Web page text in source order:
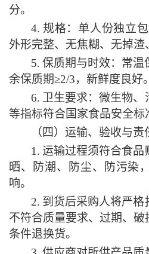
分。
4. 规格：单人份独立
外形完整、无焦糊、无掉渣
5. 保质期与时效：常温
余保质期≥2/3，新鲜度良好。
6.
卫生要求：微生物
等指标符合国家食品安全标
（四）运输、验收与责
1. 运输过程须符合食品
晒、防潮、防尘、防污染
响。
2. 到货后采购人将严
不符合质量要求、过期、
条件退换货。